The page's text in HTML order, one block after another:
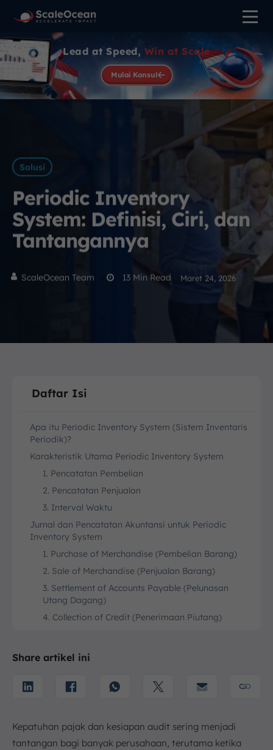
Lead at Speed, Win at Scale
Mulai Konsul
Solusi
Periodic Inventory
System: Definisi, Ciri, dan
Tantangannya
ScaleOcean Team 13 Min Read Maret 24, 2026
Daftar Isi
Apa itu Periodic Inventory System (Sistem Inventaris
Periodik)?
Karakteristik Utama Periodic Inventory System
1. Pencatatan Pembelian
2. Pencatatan Penjualan
3. Interval Waktu
Jurnal dan Pencatatan Akuntansi untuk Periodic
Inventory System
1. Purchase of Merchandise (Pembelian Barang)
2. Sale of Merchandise (Penjualan Barang)
3. Settlement of Accounts Payable (Pelunasan
Utang Dagang)
4. Collection of Credit (Penerimaan Piutang)
Keuntungan dan Manfaat Menggunakan Sistem
Inventaris Periodik
1. Sederhana dan Ekonomis
Tantangan, Risiko, dan Batasan Sistem Inventaris
Periodik
Share artikel ini
Kepatuhan pajak dan kesiapan audit sering menjadi
tantangan bagi banyak perusahaan, terutama ketika